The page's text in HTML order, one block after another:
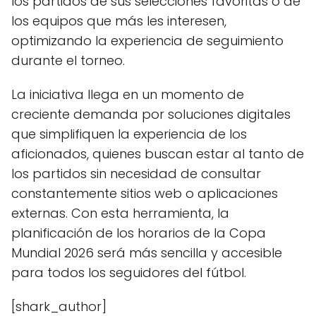
los equipos que más les interesen,
optimizando la experiencia de seguimiento
durante el torneo.
La iniciativa llega en un momento de
creciente demanda por soluciones digitales
que simplifiquen la experiencia de los
aficionados, quienes buscan estar al tanto de
los partidos sin necesidad de consultar
constantemente sitios web o aplicaciones
externas. Con esta herramienta, la
planificación de los horarios de la Copa
Mundial 2026 será más sencilla y accesible
para todos los seguidores del fútbol.
[shark_author]